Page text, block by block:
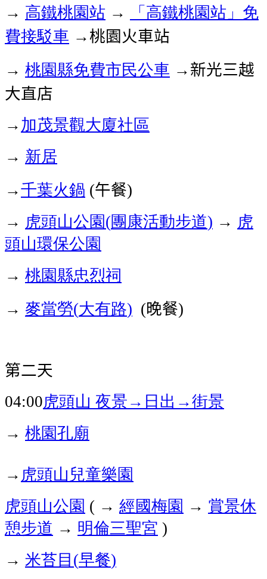
→ 高鐵桃園站 →
「高鐵桃園站」免
費接駁車 →桃園火車站
→ 桃園縣免費市民公車 →新光三越
大直店
→加茂景觀大廈社區
→ 新居
→千葉火鍋 (午餐)
→ 虎頭山公園(團康活動步道) → 虎
頭山環保公園
→ 桃園縣忠烈祠
→ 麥當勞(大有路) (晚餐)
第二天
04:00虎頭山 夜景→日出→街景
→ 桃園孔廟
→ 虎頭山兒童樂園
虎頭山公園 ( → 經國梅園 → 賞景休
憩步道 → 明倫三聖宮 )
→ 米苔目 (早餐)